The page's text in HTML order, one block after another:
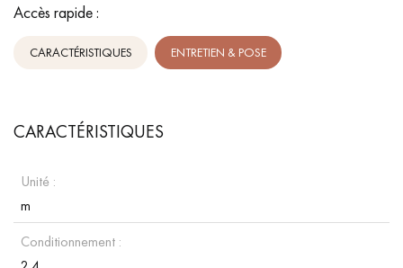
Accès rapide :
CARACTÉRISTIQUES ENTRETIEN & POSE
CARACTÉRISTIQUES
Unité :
m
Conditionnement :